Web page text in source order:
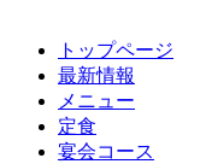
トップページ
最新情報
メニュー
定食
宴会コース